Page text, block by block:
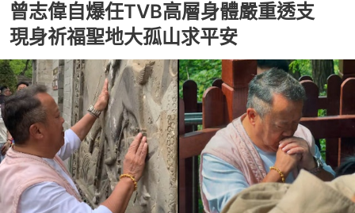
曾志偉自爆任TVB高層身體嚴重透支
現身祈福聖地大孤山求平安